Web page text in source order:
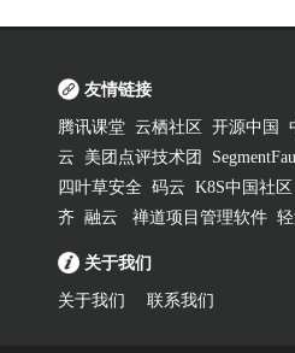
友情链接
腾讯课堂 云栖社区 开源中国
云
美团点评技术团
四叶草安全 码云 K8S中国社区
齐 融云 禅道项目管理软件
关于我们
关于我们 联系我们